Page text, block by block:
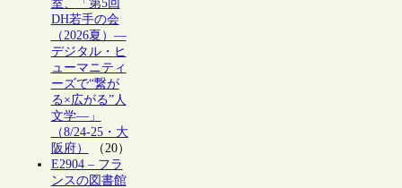
室、「第5回
DH若手の会
（2026夏）―
デジタル・ヒ
ューマニティ
ーズで“繋が
る×広がる”人
文学―」
（8/24-25・大
阪府）
（20）
E2904 – フラ
ンスの図書館